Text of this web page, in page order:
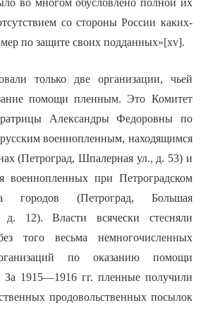
во многом обусловлено полной их
со стороны России каких-
по защите своих подданных»[xv].
только две организации, чьей
помощи пленным. Это Комитет
Александры Федоровны по
военнопленным, находящимся
(Петроград, Шпалерная ул., д. 53) и
военнопленных при Петроградском
городов (Петроград, Большая
12). Власти всячески стесняли
того весьма немногочисленных
по оказанию помощи
1915—1916 гг. пленные получили
продовольственных посылок